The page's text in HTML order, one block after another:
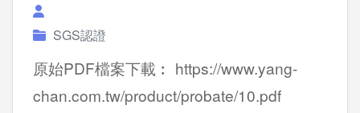
SGS認證
原始PDF檔案下載︰ https://www.yang-
chan.com.tw/product/probate/10.pdf